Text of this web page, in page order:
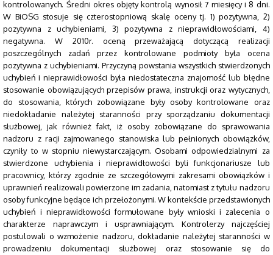
kontrolowanych. Średni okres objęty kontrolą wynosił 7 miesięcy i 8 dni.
W BiOSG stosuje się czterostopniową skalę oceny tj. 1) pozytywna, 2)
pozytywna z uchybieniami, 3) pozytywna z nieprawidłowościami, 4)
negatywna. W 2010r. oceną przeważającą dotyczącą realizacji
poszczególnych zadań przez kontrolowane podmioty była ocena
pozytywna z uchybieniami. Przyczyną powstania wszystkich stwierdzonych
uchybień i nieprawidłowości była niedostateczna znajomość lub błędne
stosowanie obowiązujących przepisów prawa, instrukcji oraz wytycznych,
do stosowania, których zobowiązane były osoby kontrolowane oraz
niedokładanie należytej staranności przy sporządzaniu dokumentacji
służbowej, jak również fakt, iż osoby zobowiązane do sprawowania
nadzoru z racji zajmowanego stanowiska lub pełnionych obowiązków,
czyniły to w stopniu niewystarczającym. Osobami odpowiedzialnymi za
stwierdzone uchybienia i nieprawidłowości byli funkcjonariusze lub
pracownicy, którzy zgodnie ze szczegółowymi zakresami obowiązków i
uprawnień realizowali powierzone im zadania, natomiast z tytułu nadzoru
osoby funkcyjne będące ich przełożonymi. W kontekście przedstawionych
uchybień i nieprawidłowości formułowane były wnioski i zalecenia o
charakterze naprawczym i usprawniającym. Kontrolerzy najczęściej
postulowali o wzmożenie nadzoru, dokładanie należytej staranności w
prowadzeniu dokumentacji służbowej oraz stosowanie się do